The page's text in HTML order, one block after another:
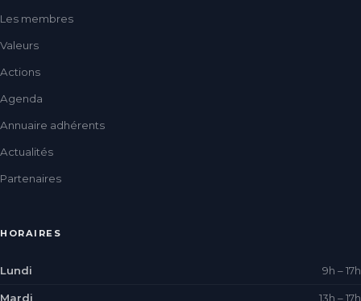
Les membres
Valeurs
Actions
Agenda
Annuaire adhérents
Actualités
Partenaires
HORAIRES
Lundi 9h – 17h
Mardi 13h – 17h